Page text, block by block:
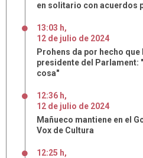
en solitario con acuerdos
13:03 h,
12 de julio de 2024
Prohens da por hecho
presidente del Parlament:
cosa"
12:36 h,
12 de julio de 2024
Mañueco mantiene en el
Vox de Cultura
12:25 h,